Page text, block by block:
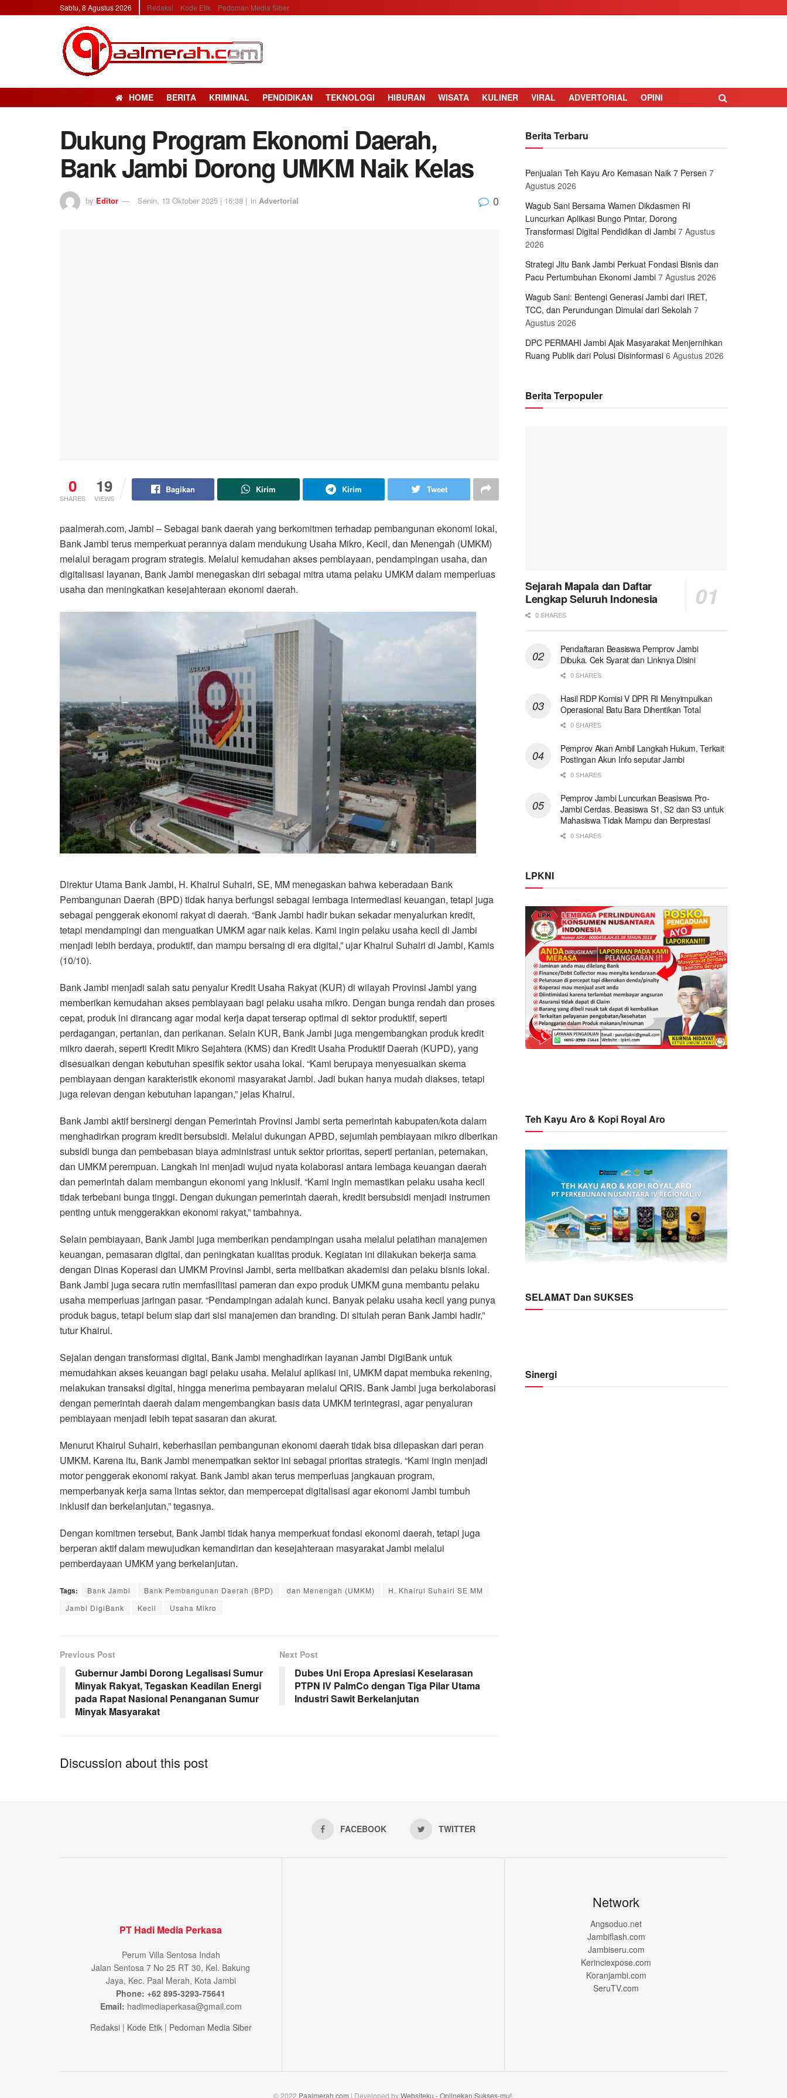
Sabtu, 8 Agustus 2026 Redaksi Kode Etik Pedoman Media Siber
HOME BERITA KRIMINAL PENDIDIKAN TEKNOLOGI HIBURAN WISATA KULINER VIRAL ADVERTORIAL OPINI
Dukung Program Ekonomi Daerah,
Bank Jambi Dorong UMKM Naik Kelas
by Editor Senin, 13 Oktober 2025 | 16:38 | in Advertorial 0
0
SHARES
19
VIEWS
Bagikan Kirim Kirim Tweet
paalmerah.com, Jambi – Sebagai bank daerah yang berkomitmen terhadap pembangunan ekonomi lokal,
Bank Jambi terus memperkuat perannya dalam mendukung Usaha Mikro, Kecil, dan Menengah (UMKM)
melalui beragam program strategis. Melalui kemudahan akses pembiayaan, pendampingan usaha, dan
digitalisasi layanan, Bank Jambi menegaskan diri sebagai mitra utama pelaku UMKM dalam memperluas
usaha dan meningkatkan kesejahteraan ekonomi daerah.
Direktur Utama Bank Jambi, H. Khairul Suhairi, SE, MM menegaskan bahwa keberadaan Bank
Pembangunan Daerah (BPD) tidak hanya berfungsi sebagai lembaga intermediasi keuangan, tetapi juga
sebagai penggerak ekonomi rakyat di daerah. “Bank Jambi hadir bukan sekadar menyalurkan kredit,
tetapi mendampingi dan menguatkan UMKM agar naik kelas. Kami ingin pelaku usaha kecil di Jambi
menjadi lebih berdaya, produktif, dan mampu bersaing di era digital,” ujar Khairul Suhairi di Jambi, Kamis
(10/10).
Bank Jambi menjadi salah satu penyalur Kredit Usaha Rakyat (KUR) di wilayah Provinsi Jambi yang
memberikan kemudahan akses pembiayaan bagi pelaku usaha mikro. Dengan bunga rendah dan proses
cepat, produk ini dirancang agar modal kerja dapat terserap optimal di sektor produktif, seperti
perdagangan, pertanian, dan perikanan. Selain KUR, Bank Jambi juga mengembangkan produk kredit
mikro daerah, seperti Kredit Mikro Sejahtera (KMS) dan Kredit Usaha Produktif Daerah (KUPD), yang
disesuaikan dengan kebutuhan spesifik sektor usaha lokal. “Kami berupaya menyesuaikan skema
pembiayaan dengan karakteristik ekonomi masyarakat Jambi. Jadi bukan hanya mudah diakses, tetapi
juga relevan dengan kebutuhan lapangan,” jelas Khairul.
Bank Jambi aktif bersinergi dengan Pemerintah Provinsi Jambi serta pemerintah kabupaten/kota dalam
menghadirkan program kredit bersubsidi. Melalui dukungan APBD, sejumlah pembiayaan mikro diberikan
subsidi bunga dan pembebasan biaya administrasi untuk sektor prioritas, seperti pertanian, peternakan,
dan UMKM perempuan. Langkah ini menjadi wujud nyata kolaborasi antara lembaga keuangan daerah
dan pemerintah dalam membangun ekonomi yang inklusif. “Kami ingin memastikan pelaku usaha kecil
tidak terbebani bunga tinggi. Dengan dukungan pemerintah daerah, kredit bersubsidi menjadi instrumen
penting untuk menggerakkan ekonomi rakyat,” tambahnya.
Selain pembiayaan, Bank Jambi juga memberikan pendampingan usaha melalui pelatihan manajemen
keuangan, pemasaran digital, dan peningkatan kualitas produk. Kegiatan ini dilakukan bekerja sama
dengan Dinas Koperasi dan UMKM Provinsi Jambi, serta melibatkan akademisi dan pelaku bisnis lokal.
Bank Jambi juga secara rutin memfasilitasi pameran dan expo produk UMKM guna membantu pelaku
usaha memperluas jaringan pasar. “Pendampingan adalah kunci. Banyak pelaku usaha kecil yang punya
produk bagus, tetapi belum siap dari sisi manajemen dan branding. Di situlah peran Bank Jambi hadir,”
tutur Khairul.
Sejalan dengan transformasi digital, Bank Jambi menghadirkan layanan Jambi DigiBank untuk
memudahkan akses keuangan bagi pelaku usaha. Melalui aplikasi ini, UMKM dapat membuka rekening,
melakukan transaksi digital, hingga menerima pembayaran melalui QRIS. Bank Jambi juga berkolaborasi
dengan pemerintah daerah dalam mengembangkan basis data UMKM terintegrasi, agar penyaluran
pembiayaan menjadi lebih tepat sasaran dan akurat.
Menurut Khairul Suhairi, keberhasilan pembangunan ekonomi daerah tidak bisa dilepaskan dari peran
UMKM. Karena itu, Bank Jambi menempatkan sektor ini sebagai prioritas strategis. “Kami ingin menjadi
motor penggerak ekonomi rakyat. Bank Jambi akan terus memperluas jangkauan program,
memperbanyak kerja sama lintas sektor, dan mempercepat digitalisasi agar ekonomi Jambi tumbuh
inklusif dan berkelanjutan,” tegasnya.
Dengan komitmen tersebut, Bank Jambi tidak hanya memperkuat fondasi ekonomi daerah, tetapi juga
berperan aktif dalam mewujudkan kemandirian dan kesejahteraan masyarakat Jambi melalui
pemberdayaan UMKM yang berkelanjutan.
Tags: Bank Jambi Bank Pembangunan Daerah (BPD) dan Menengah (UMKM)
H. Khairul Suhairi SE MM
Jambi DigiBank
Kecil Usaha Mikro
Previous Post
Gubernur Jambi Dorong Legalisasi Sumur
Minyak Rakyat, Tegaskan Keadilan Energi
pada Rapat Nasional Penanganan Sumur
Minyak Masyarakat
Next Post
Dubes Uni Eropa Apresiasi Keselarasan
PTPN IV PalmCo dengan Tiga Pilar Utama
Industri Sawit Berkelanjutan
Discussion about this post
Berita Terbaru
Penjualan Teh Kayu Aro Kemasan Naik 7 Persen 7
Agustus 2026
Wagub Sani Bersama Wamen Dikdasmen RI
Luncurkan Aplikasi Bungo Pintar, Dorong
Transformasi Digital Pendidikan di Jambi 7 Agustus
2026
Strategi Jitu Bank Jambi Perkuat Fondasi Bisnis dan
Pacu Pertumbuhan Ekonomi Jambi 7 Agustus 2026
Wagub Sani: Bentengi Generasi Jambi dari IRET,
TCC, dan Perundungan Dimulai dari Sekolah 7
Agustus 2026
DPC PERMAHI Jambi Ajak Masyarakat Menjernihkan
Ruang Publik dari Polusi Disinformasi 6 Agustus 2026
Berita Terpopuler
Sejarah Mapala dan Daftar
Lengkap Seluruh Indonesia
0 SHARES
Pendaftaran Beasiswa Pemprov Jambi
Dibuka. Cek Syarat dan Linknya Disini
0 SHARES
Hasil RDP Komisi V DPR RI Menyimpulkan
Operasional Batu Bara Dihentikan Total
0 SHARES
Pemprov Akan Ambil Langkah Hukum, Terkait
Postingan Akun Info seputar Jambi
0 SHARES
Pemprov Jambi Luncurkan Beasiswa Pro-
Jambi Cerdas. Beasiswa S1, S2 dan S3 untuk
Mahasiswa Tidak Mampu dan Berprestasi
0 SHARES
LPKNI
Teh Kayu Aro & Kopi Royal Aro
SELAMAT Dan SUKSES
Sinergi
FACEBOOK TWITTER
PT Hadi Media Perkasa
Perum Villa Sentosa Indah
Jalan Sentosa 7 No 25 RT 30, Kel. Bakung
Jaya, Kec. Paal Merah, Kota Jambi
Phone: +62 895-3293-75641
Email: hadimediaperkasa@gmail.com
Redaksi| Kode Etik| Pedoman Media Siber
Network
Angsoduo.net
Jambiflash.com
Jambiseru.com
Kerinciexpose.com
Koranjambi.com
SeruTV.com
© 2022 Paalmerah.com | Developed byWebsiteku - Onlinekan Sukses-mu!